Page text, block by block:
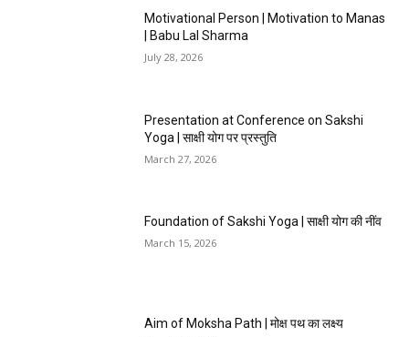
Motivational Person | Motivation to Manas
| Babu Lal Sharma
July 28, 2026
Presentation at Conference on Sakshi
Yoga | साक्षी योग पर प्रस्तुति
March 27, 2026
Foundation of Sakshi Yoga | साक्षी योग की नींव
March 15, 2026
Aim of Moksha Path | मोक्ष पथ का लक्ष्य